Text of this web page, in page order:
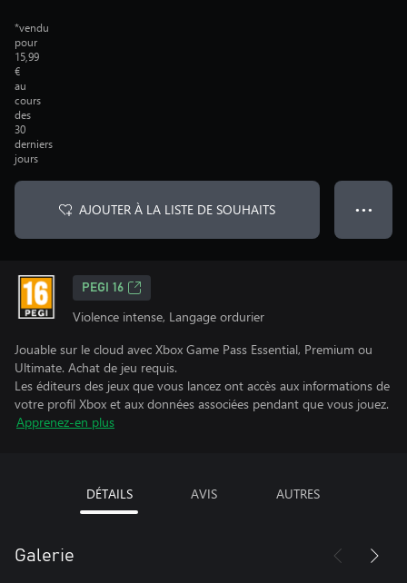
*vendu
pour
15,99
€
au
cours
des
30
derniers
jours
AJOUTER À LA LISTE DE SOUHAITS ● ● ●
PEGI 16
Violence intense, Langage ordurier
Jouable sur le cloud avec Xbox Game Pass Essential, Premium ou
Ultimate. Achat de jeu requis.
Les éditeurs des jeux que vous lancez ont accès aux informations de
votre profil Xbox et aux données associées pendant que vous jouez.
Apprenez-en plus
DÉTAILS AVIS AUTRES
Galerie